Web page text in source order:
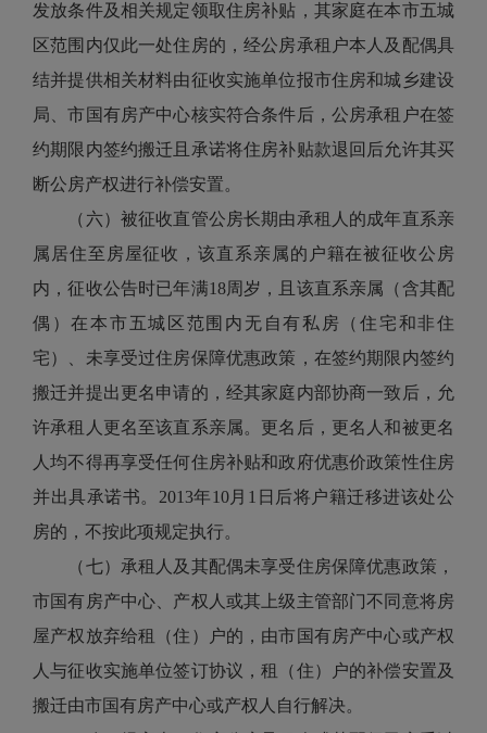
发放条件及相关规定领取住房补贴，其家庭在本市五城
区范围内仅此一处住房的，经公房承租户本人及配偶具
结并提供相关材料由征收实施单位报市住房和城乡建设
局、市国有房产中心核实符合条件后，公房承租户在签
约期限内签约搬迁且承诺将住房补贴款退回后允许其买
断公房产权进行补偿安置。
（六）被征收直管公房长期由承租人的成年直系亲
属居住至房屋征收，该直系亲属的户籍在被征收公房
内，征收公告时已年满18周岁，且该直系亲属（含其配
偶）在本市五城区范围内无自有私房（住宅和非住
宅）、未享受过住房保障优惠政策，在签约期限内签约
搬迁并提出更名申请的，经其家庭内部协商一致后，允
许承租人更名至该直系亲属。更名后，更名人和被更名
人均不得再享受任何住房补贴和政府优惠价政策性住房
并出具承诺书。2013年10月1日后将户籍迁移进该处公
房的，不按此项规定执行。
（七）承租人及其配偶未享受住房保障优惠政策，
市国有房产中心、产权人或其上级主管部门不同意将房
屋产权放弃给租（住）户的，由市国有房产中心或产权
人与征收实施单位签订协议，租（住）户的补偿安置及
搬迁由市国有房产中心或产权人自行解决。